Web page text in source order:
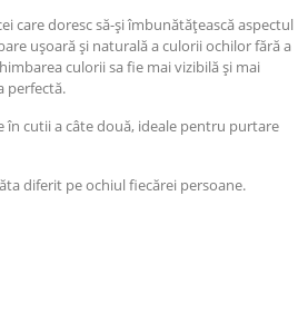
care doresc să-și îmbunătățească aspectul
ușoară și naturală a culorii ochilor fără a
culorii sa fie mai vizibilă și mai
perfectă.
cutii a câte două, ideale pentru purtare
diferit pe ochiul fiecărei persoane.